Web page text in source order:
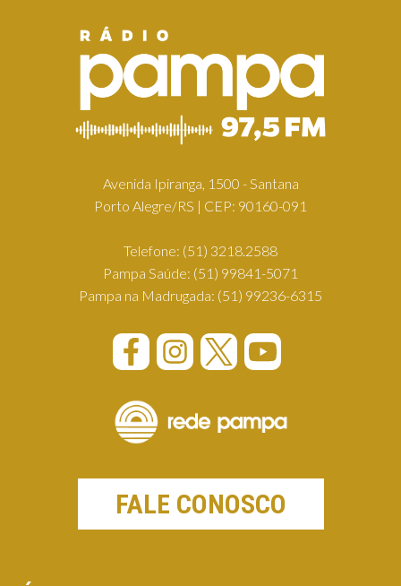
Avenida Ipiranga, 1500 - Santana
Porto Alegre/RS | CEP: 90160-091
Telefone: (51) 3218.2588
Pampa Saúde: (51) 99841-5071
Pampa na Madrugada: (51) 99236-6315
FALE CONOSCO